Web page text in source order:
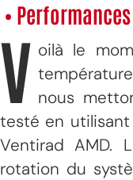
•
V oilà le
nous
testé en
Ventirad AMD.
rotation du